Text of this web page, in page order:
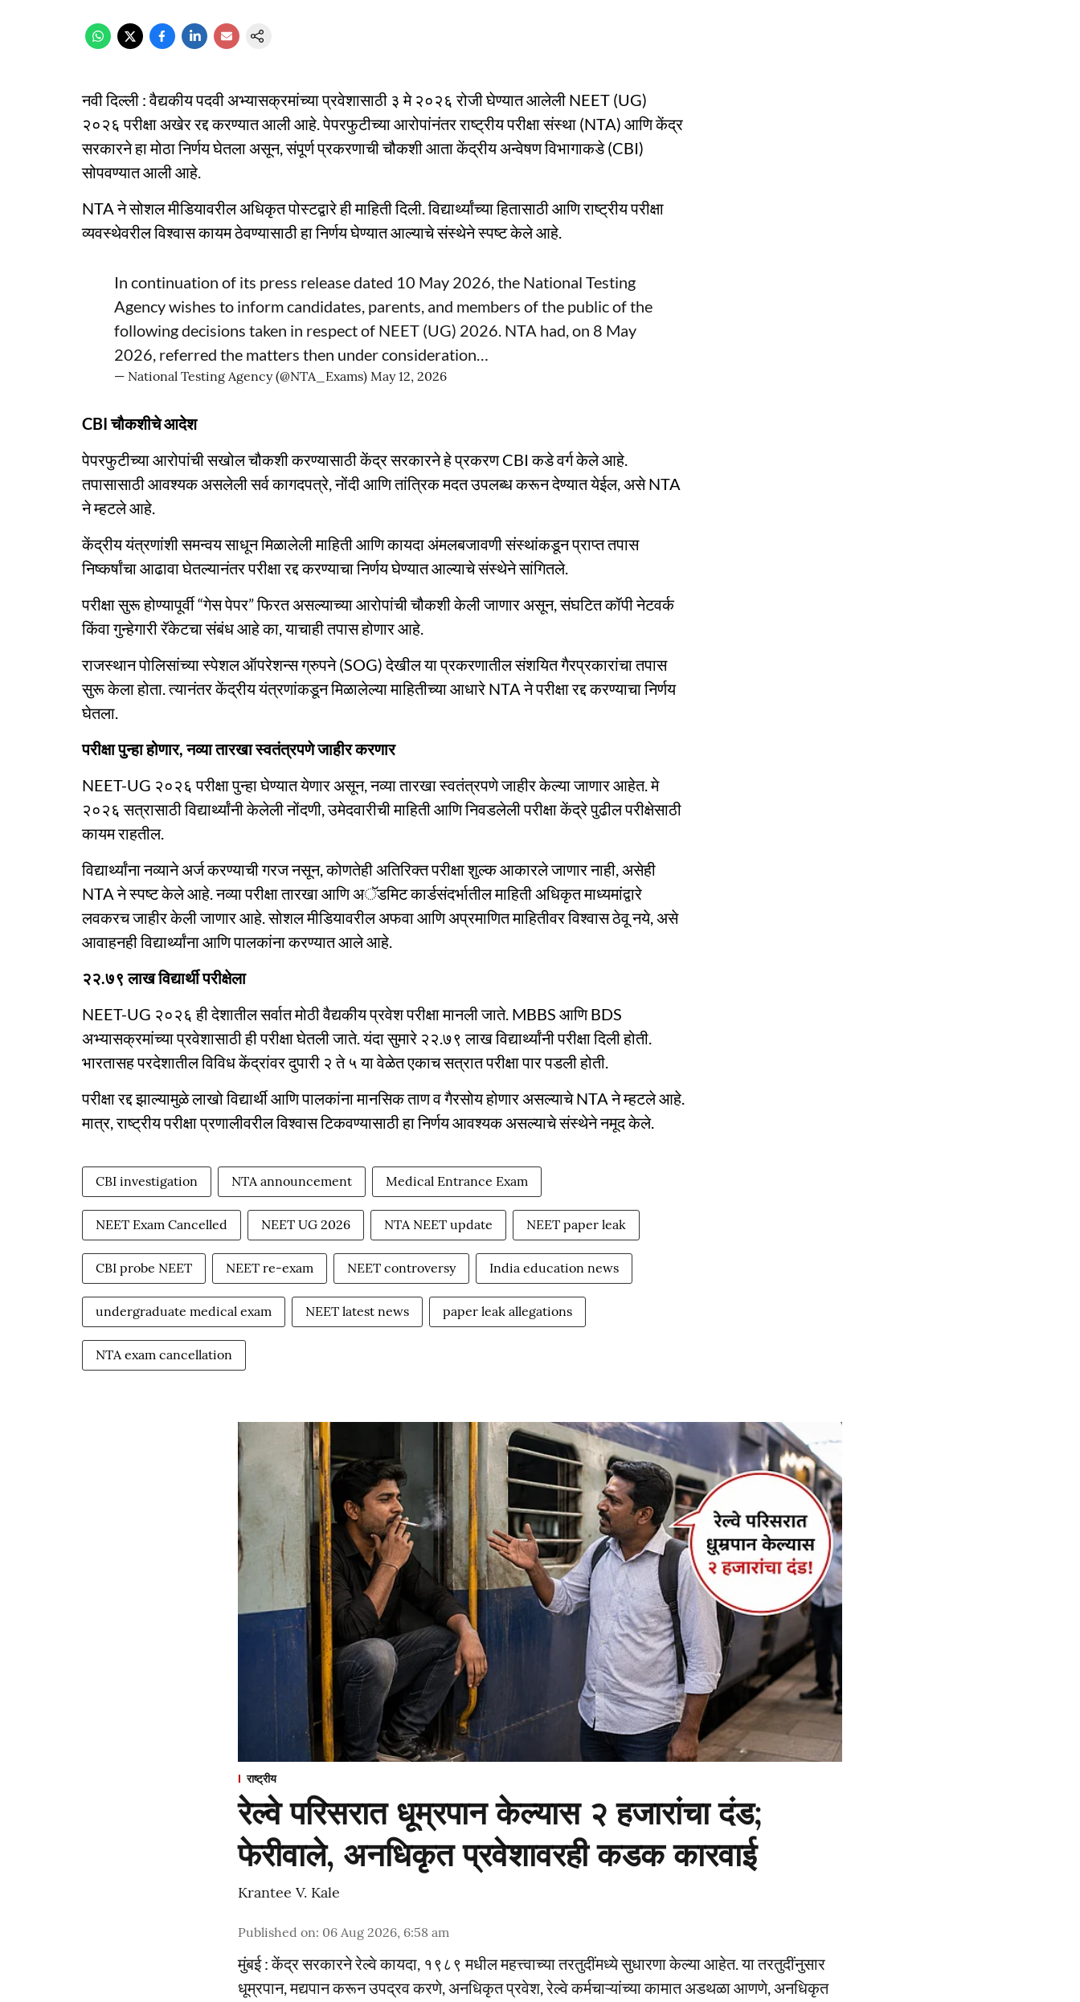
नवी दिल्ली : वैद्यकीय पदवी अभ्यासक्रमांच्या प्रवेशासाठी ३ मे २०२६ रोजी घेण्यात आलेली NEET (UG)
२०२६ परीक्षा अखेर रद्द करण्यात आली आहे. पेपरफुटीच्या आरोपांनंतर राष्ट्रीय परीक्षा संस्था (NTA) आणि केंद्र
सरकारने हा मोठा निर्णय घेतला असून, संपूर्ण प्रकरणाची चौकशी आता केंद्रीय अन्वेषण विभागाकडे (CBI)
सोपवण्यात आली आहे.
NTA ने सोशल मीडियावरील अधिकृत पोस्टद्वारे ही माहिती दिली. विद्यार्थ्यांच्या हितासाठी आणि राष्ट्रीय परीक्षा
व्यवस्थेवरील विश्वास कायम ठेवण्यासाठी हा निर्णय घेण्यात आल्याचे संस्थेने स्पष्ट केले आहे.
In continuation of its press release dated 10 May 2026, the National Testing
Agency wishes to inform candidates, parents, and members of the public of the
following decisions taken in respect of NEET (UG) 2026. NTA had, on 8 May
2026, referred the matters then under consideration…
— National Testing Agency (@NTA_Exams) May 12, 2026
CBI चौकशीचे आदेश
पेपरफुटीच्या आरोपांची सखोल चौकशी करण्यासाठी केंद्र सरकारने हे प्रकरण CBI कडे वर्ग केले आहे.
तपासासाठी आवश्यक असलेली सर्व कागदपत्रे, नोंदी आणि तांत्रिक मदत उपलब्ध करून देण्यात येईल, असे NTA
ने म्हटले आहे.
केंद्रीय यंत्रणांशी समन्वय साधून मिळालेली माहिती आणि कायदा अंमलबजावणी संस्थांकडून प्राप्त तपास
निष्कर्षांचा आढावा घेतल्यानंतर परीक्षा रद्द करण्याचा निर्णय घेण्यात आल्याचे संस्थेने सांगितले.
परीक्षा सुरू होण्यापूर्वी “गेस पेपर” फिरत असल्याच्या आरोपांची चौकशी केली जाणार असून, संघटित कॉपी नेटवर्क
किंवा गुन्हेगारी रॅकेटचा संबंध आहे का, याचाही तपास होणार आहे.
राजस्थान पोलिसांच्या स्पेशल ऑपरेशन्स ग्रुपने (SOG) देखील या प्रकरणातील संशयित गैरप्रकारांचा तपास
सुरू केला होता. त्यानंतर केंद्रीय यंत्रणांकडून मिळालेल्या माहितीच्या आधारे NTA ने परीक्षा रद्द करण्याचा निर्णय
घेतला.
परीक्षा पुन्हा होणार, नव्या तारखा स्वतंत्रपणे जाहीर करणार
NEET-UG २०२६ परीक्षा पुन्हा घेण्यात येणार असून, नव्या तारखा स्वतंत्रपणे जाहीर केल्या जाणार आहेत. मे
२०२६ सत्रासाठी विद्यार्थ्यांनी केलेली नोंदणी, उमेदवारीची माहिती आणि निवडलेली परीक्षा केंद्रे पुढील परीक्षेसाठी
कायम राहतील.
विद्यार्थ्यांना नव्याने अर्ज करण्याची गरज नसून, कोणतेही अतिरिक्त परीक्षा शुल्क आकारले जाणार नाही, असेही
NTA ने स्पष्ट केले आहे. नव्या परीक्षा तारखा आणि अॅडमिट कार्डसंदर्भातील माहिती अधिकृत माध्यमांद्वारे
लवकरच जाहीर केली जाणार आहे. सोशल मीडियावरील अफवा आणि अप्रमाणित माहितीवर विश्वास ठेवू नये, असे
आवाहनही विद्यार्थ्यांना आणि पालकांना करण्यात आले आहे.
२२.७९ लाख विद्यार्थी परीक्षेला
NEET-UG २०२६ ही देशातील सर्वात मोठी वैद्यकीय प्रवेश परीक्षा मानली जाते. MBBS आणि BDS
अभ्यासक्रमांच्या प्रवेशासाठी ही परीक्षा घेतली जाते. यंदा सुमारे २२.७९ लाख विद्यार्थ्यांनी परीक्षा दिली होती.
भारतासह परदेशातील विविध केंद्रांवर दुपारी २ ते ५ या वेळेत एकाच सत्रात परीक्षा पार पडली होती.
परीक्षा रद्द झाल्यामुळे लाखो विद्यार्थी आणि पालकांना मानसिक ताण व गैरसोय होणार असल्याचे NTA ने म्हटले आहे.
मात्र, राष्ट्रीय परीक्षा प्रणालीवरील विश्वास टिकवण्यासाठी हा निर्णय आवश्यक असल्याचे संस्थेने नमूद केले.
CBI investigation NTA announcement Medical Entrance Exam
NEET Exam Cancelled NEET UG 2026 NTA NEET update NEET paper leak
CBI probe NEET NEET re-exam NEET controversy India education news
undergraduate medical exam NEET latest news paper leak allegations
NTA exam cancellation
राष्ट्रीय
रेल्वे परिसरात धूम्रपान केल्यास २ हजारांचा दंड;
फेरीवाले, अनधिकृत प्रवेशावरही कडक कारवाई
Krantee V. Kale
Published on: 06 Aug 2026, 6:58 am
मुंबई : केंद्र सरकारने रेल्वे कायदा, १९८९ मधील महत्त्वाच्या तरतुदींमध्ये सुधारणा केल्या आहेत. या तरतुदींनुसार
धूम्रपान, मद्यपान करून उपद्रव करणे, अनधिकृत प्रवेश, रेल्वे कर्मचाऱ्यांच्या कामात अडथळा आणणे, अनधिकृत